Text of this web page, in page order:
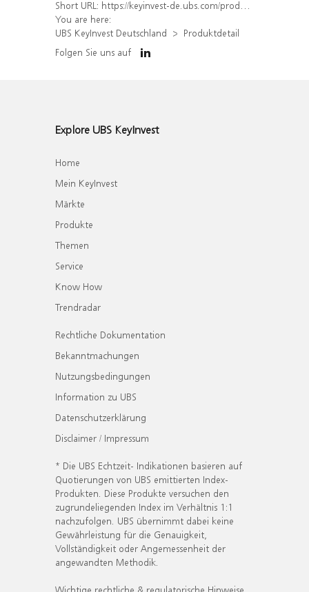
Short URL: https://keyinvest-de.ubs.com/produkt/detail/index/isin/DE000WA6GL51
You are here:
UBS KeyInvest Deutschland
Produktdetail
Folgen Sie uns auf
Explore UBS KeyInvest
Home
Mein KeyInvest
Märkte
Produkte
Themen
Service
Know How
Trendradar
Rechtliche Dokumentation
Bekanntmachungen
Nutzungsbedingungen
Information zu UBS
Datenschutzerklärung
Disclaimer / Impressum
* Die UBS Echtzeit- Indikationen basieren auf
Quotierungen von UBS emittierten Index-
Produkten. Diese Produkte versuchen den
zugrundeliegenden Index im Verhältnis 1:1
nachzufolgen. UBS übernimmt dabei keine
Gewährleistung für die Genauigkeit,
Vollständigkeit oder Angemessenheit der
angewandten Methodik.